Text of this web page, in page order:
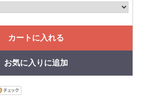
カートに入れる
お気に入りに追加